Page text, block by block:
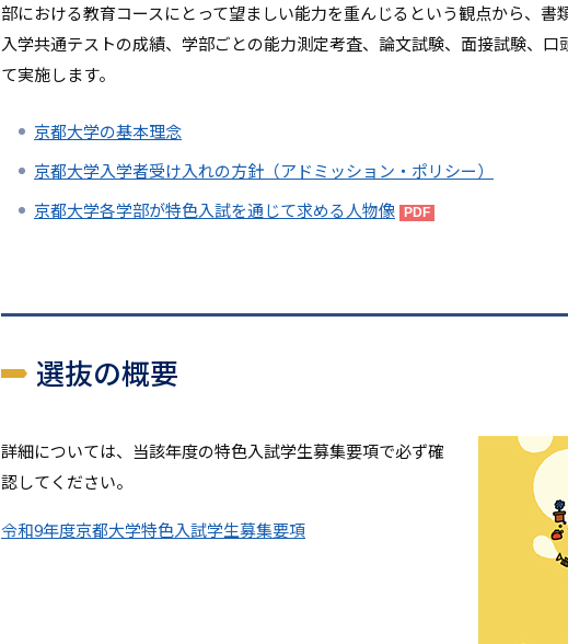
部における教育コースにとって望ましい能力を重んじるという観点から、書
入学共通テストの成績、学部ごとの能力測定考査、論文試験、面接試験、口
て実施します。
京都大学の基本理念
京都大学入学者受け入れの方針（アドミッション・ポリシー）
京都大学各学部が特色入試を通じて求める人物像
選抜の概要
詳細については、当該年度の特色入試学生募集要項で必ず確
認してください。
令和9年度京都大学特色入試学生募集要項